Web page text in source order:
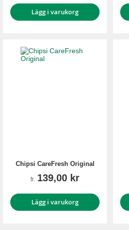
Lägg i varukorg
Chipsi CareFresh Original
fr. 139,00 kr
Lägg i varukorg